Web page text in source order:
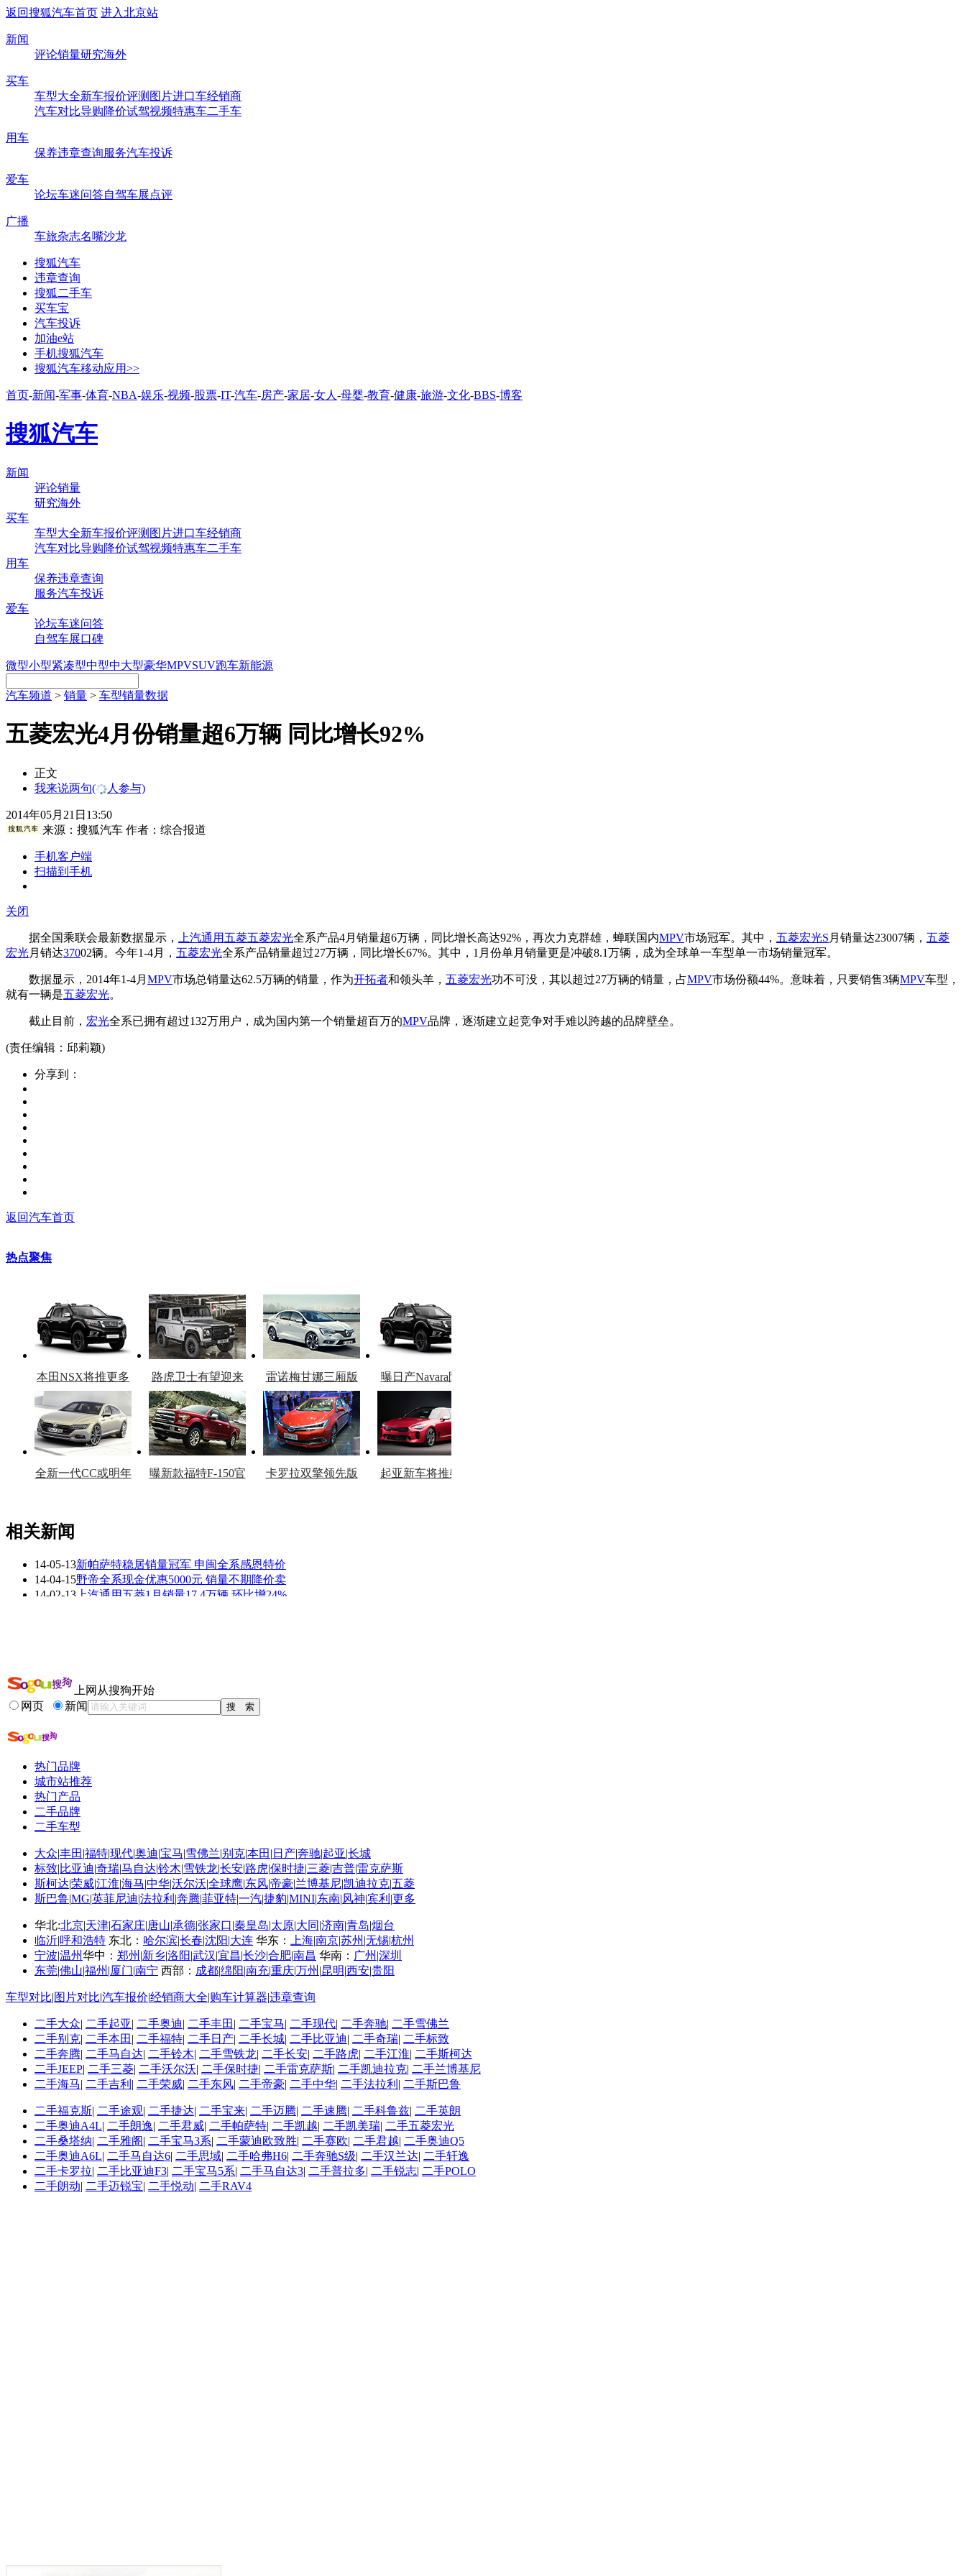
返回搜狐汽车首页 进入北京站
新闻
评论销量研究海外
买车
车型大全新车报价评测 图片进口车经销商
汽车对比导购降价试驾视频特惠车二手车
用车
保养违章查询服务汽车投诉
爱车
论坛车迷问答自驾车展点评
广播
车旅杂志名嘴沙龙
搜狐汽车
违章查询
搜狐二手车
买车宝
汽车投诉
加油e站
手机搜狐汽车
搜狐汽车移动应用>>
首页-新闻-军事-体育-NBA-娱乐-视频-股票-IT-汽车-房产-家居-女人 -母婴-教育-健康-旅游-文化-BBS-博客
搜狐汽车
新闻
评论销量
研究海外
买车
车型大全新车报价评测 图片进口车经销商
汽车对比导购降价试驾视频特惠车二手车
用车
保养违章查询
服务汽车投诉
爱车
论坛车迷问答
自驾车展口碑
微型小型紧凑型中型中大型豪华MPVSUV跑车新能源
汽车频道 > 销量 > 车型销量数据
五菱宏光4月份销量超6万辆 同比增长92%
正文
我来说两句( 人参与)
2014年05月21日13:50
来源： 搜狐汽车作者：综合报道
手机客户端
扫描到手机
关闭
据全国乘联会最新数据显示， 上汽通用五菱五菱宏光全系产品4月销量超6万辆，同比增长高达92%，再次力克群雄，蝉联国内MPV市场冠军。其中， 五菱宏光S 月销量达23007辆， 五菱
宏光月销达37002辆。今年1-4月， 五菱宏光全系产品销量超过27万辆，同比增长67%。其中，1月份单月销量更是冲破8.1万辆，成为全球单一车型单一市场销量冠军。
数据显示，2014年1-4月 MPV市场总销量达62.5万辆的销量，作为开拓者和领头羊， 五菱宏光功不可没，其以超过27万辆的销量，占MPV市场份额44%。意味着，只要销售3辆MPV车型，
就有一辆是五菱宏光。
截止目前， 宏光全系已拥有超过132万用户，成为国内第一个销量超百万的MPV品牌，逐渐建立起竞争对手难以跨越的品牌壁垒。
(责任编辑：邱莉颖)
分享到：
返回汽车首页
热点聚焦
本田NSX将推更多
车型
路虎卫士有望迎来
复产
雷诺梅甘娜三厢版
官图
曝日产Navara限量
全新一代CC或明年
曝新款福特F-150官
卡罗拉双擎领先版
起亚新车将推柴油
看赛车宝贝争奇斗
艳
车模美腿爆乳无惧
走光
相关新闻
14-05-13新帕萨特稳居销量冠军 申闽全系感恩特价
14-04-15野帝全系现金优惠5000元 销量不期降价卖
14-02-13 上汽通用五菱1月销量17.4万辆 环比增24%
相关推荐
五菱宏光s试驾视频
长安欧诺和五菱宏...
五菱宏光s大地棕
五菱宏光销量
五菱宏光怎么样
上网从搜狗开始
网页
新闻
热门品牌
城市站推荐
热门产品
二手品牌
二手车型
大众|丰田 |福特|现代|奥迪|宝马|雪佛兰|别克|本田 | 日产|奔驰|起亚|长城
标致|比亚迪|奇瑞|马自达|铃木|雪铁龙|长安|路虎|保时捷|三菱|吉普|雷克萨斯
斯柯达|荣威|江淮|海马|中华|沃尔沃|全球鹰|东风|帝豪|兰博基尼|凯迪拉克|五菱
斯巴鲁|MG|英菲尼迪|法拉利 |奔腾|菲亚特|一汽|捷豹|MINI|东南|风神|宾利 |更多
华北:北京|天津|石家庄|唐山|承德|张家口|秦皇岛|太原|大同 |济南|青岛|烟台
临沂|呼和浩特 东北： 哈尔滨|长春|沈阳|大连 华东： 上海|南京|苏州 |无锡|杭州
宁波|温州华中： 郑州 |新乡|洛阳|武汉|宜昌|长沙|合肥|南昌 华南： 广州 |深圳
东莞|佛山|福州 |厦门|南宁 西部： 成都|绵阳|南充|重庆|万州 |昆明|西安|贵阳
车型对比|图片对比|汽车报价|经销商大全|购车计算器|违章查询
二手大众| 二手起亚| 二手奥迪| 二手丰田 | 二手宝马| 二手现代| 二手奔驰| 二手雪佛兰
二手别克| 二手本田 | 二手福特| 二手日产| 二手长城| 二手比亚迪| 二手奇瑞| 二手标致
二手奔腾| 二手马自达| 二手铃木| 二手雪铁龙| 二手长安| 二手路虎| 二手江淮| 二手斯柯达
二手JEEP| 二手三菱| 二手沃尔沃| 二手保时捷| 二手雷克萨斯| 二手凯迪拉克| 二手兰博基尼
二手海马| 二手吉利 | 二手荣威| 二手东风| 二手帝豪| 二手中华| 二手法拉利 | 二手斯巴鲁
二手福克斯| 二手途观| 二手捷达| 二手宝来| 二手迈腾| 二手速腾| 二手科鲁兹| 二手英朗
二手奥迪A4L| 二手朗逸| 二手君威| 二手帕萨特| 二手凯越| 二手凯美瑞| 二手五菱宏光
二手桑塔纳| 二手雅阁| 二手宝马3系| 二手蒙迪欧致胜| 二手赛欧| 二手君越| 二手奥迪Q5
二手奥迪A6L| 二手马自达6| 二手思域| 二手哈弗H6| 二手奔驰S级| 二手汉兰达| 二手轩逸
二手卡罗拉| 二手比亚迪F3| 二手宝马5系| 二手马自达3| 二手普拉多| 二手锐志| 二手POLO
二手朗动| 二手迈锐宝| 二手悦动| 二手RAV4